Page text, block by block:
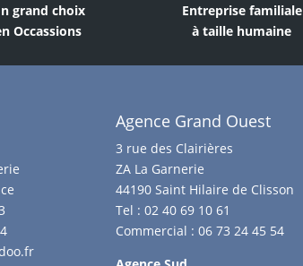
grand choix
Occassions
Entreprise familiale
à taille humaine
Agence Grand Ouest
3 rue des Clairières
ZA La Garnerie
44190 Saint Hilaire de Clisson
Tel :02 40 69 10 61
Commercial :06 73 24 45 54